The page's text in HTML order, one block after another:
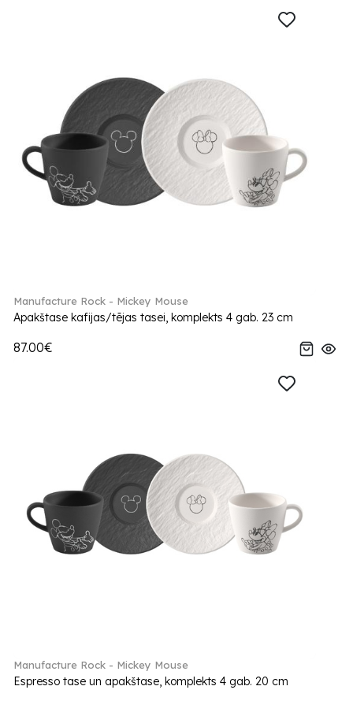
Manufacture Rock - Mickey Mouse
Apakštase kafijas/tējas tasei, komplekts 4 gab. 23 cm
87.00€
Manufacture Rock - Mickey Mouse
Espresso tase un apakštase, komplekts 4 gab. 20 cm